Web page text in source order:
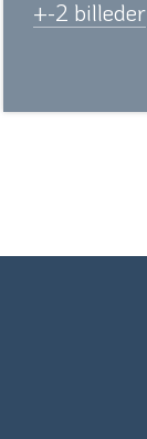
+-2 billeder